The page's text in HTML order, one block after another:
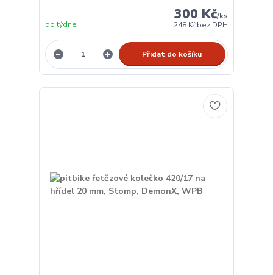
300 Kč/ks
248 Kčbez DPH
do týdne
Přidat do košíku